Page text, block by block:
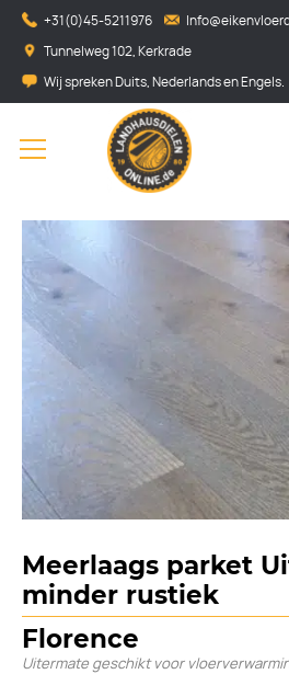
+31(0)45-5211976
Tunnelweg 102, Kerkrade
Wij spreken Duits, Nederlands en Engels.
Meerlaags parket
minder rustiek
Florence
Uitermate geschikt voor